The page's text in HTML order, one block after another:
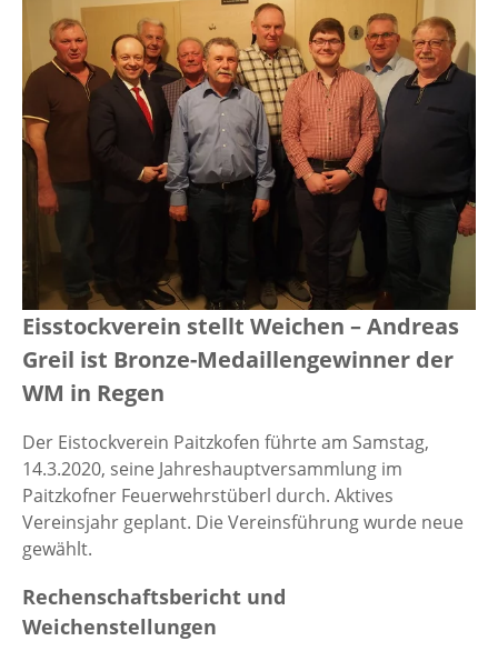
Eisstockverein stellt Weichen – Andreas
Greil ist Bronze-Medaillengewinner der
WM in Regen
Der Eistockverein Paitzkofen führte am Samstag,
14.3.2020, seine Jahreshauptversammlung im
Paitzkofner Feuerwehrstüberl durch. Aktives
Vereinsjahr geplant. Die Vereinsführung wurde neue
gewählt.
Rechenschaftsbericht und
Weichenstellungen